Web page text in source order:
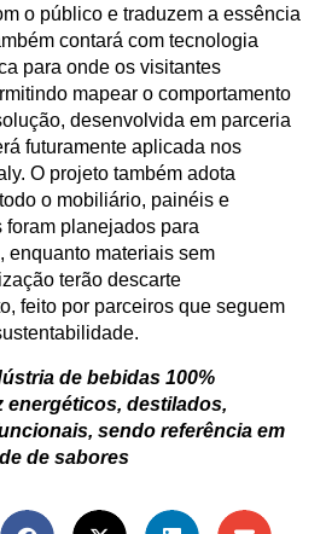
o público e traduzem a essência
contará com tecnologia
para onde os visitantes
mapear o comportamento
desenvolvida em parceria
futuramente aplicada nos
O projeto também adota
o mobiliário, painéis e
planejados para
enquanto materiais sem
terão descarte
feito por parceiros que seguem
de bebidas 100%
energéticos, destilados,
sendo referência em
de sabores